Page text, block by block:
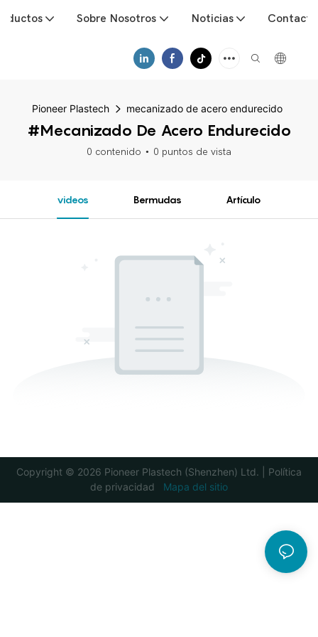
Sobre Nosotros Noticias
Pioneer Plastech mecanizado de acero endurecido
#mecanizado De Acero Endurecido
0 contenido 0 puntos de vista
videos Bermudas Artículo
Copyright © 2026 Pioneer Plastech (Shenzhen) Ltd. | Política
de privacidad
Mapa del sitio